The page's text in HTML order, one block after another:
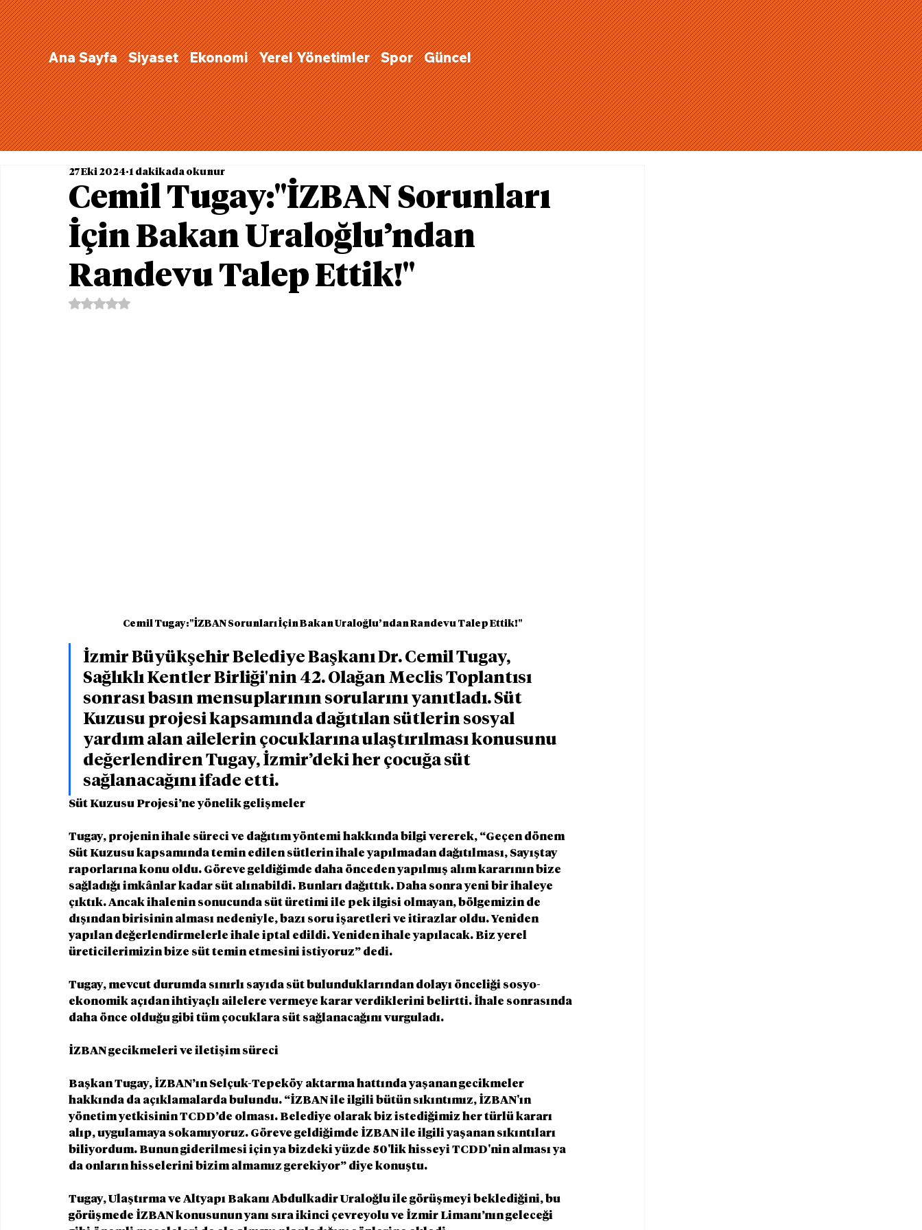
Ana Sayfa Siyaset Ekonomi Yerel Yönetimler Spor Güncel
Cemil Tugay:"İZBAN Sorunları
İçin Bakan Uraloğlu’ndan
Randevu Talep Ettik!"
27 Eki 2024 1 dakikada okunur
5 üzerinden NaN yıldız
Cemil Tugay:"İZBAN Sorunları İçin Bakan Uraloğlu’ndan Randevu Talep Ettik!"
İzmir Büyükşehir Belediye Başkanı Dr. Cemil Tugay,
Sağlıklı Kentler Birliği'nin 42. Olağan Meclis Toplantısı
sonrası basın mensuplarının sorularını yanıtladı. Süt
Kuzusu projesi kapsamında dağıtılan sütlerin sosyal
yardım alan ailelerin çocuklarına ulaştırılması konusunu
değerlendiren Tugay, İzmir’deki her çocuğa süt
sağlanacağını ifade etti.
Süt Kuzusu Projesi’ne yönelik gelişmeler
Tugay, projenin ihale süreci ve dağıtım yöntemi hakkında bilgi vererek, “Geçen dönem
Süt Kuzusu kapsamında temin edilen sütlerin ihale yapılmadan dağıtılması, Sayıştay
raporlarına konu oldu. Göreve geldiğimde daha önceden yapılmış alım kararının bize
sağladığı imkânlar kadar süt alınabildi. Bunları dağıttık. Daha sonra yeni bir ihaleye
çıktık. Ancak ihalenin sonucunda süt üretimi ile pek ilgisi olmayan, bölgemizin de
dışından birisinin alması nedeniyle, bazı soru işaretleri ve itirazlar oldu. Yeniden
yapılan değerlendirmelerle ihale iptal edildi. Yeniden ihale yapılacak. Biz yerel
üreticilerimizin bize süt temin etmesini istiyoruz” dedi.
Tugay, mevcut durumda sınırlı sayıda süt bulunduklarından dolayı önceliği sosyo-
ekonomik açıdan ihtiyaçlı ailelere vermeye karar verdiklerini belirtti. İhale sonrasında
daha önce olduğu gibi tüm çocuklara süt sağlanacağını vurguladı.
İZBAN gecikmeleri ve iletişim süreci
Başkan Tugay, İZBAN’ın Selçuk-Tepeköy aktarma hattında yaşanan gecikmeler
hakkında da açıklamalarda bulundu. “İZBAN ile ilgili bütün sıkıntımız, İZBAN'ın
yönetim yetkisinin TCDD’de olması. Belediye olarak biz istediğimiz her türlü kararı
alıp, uygulamaya sokamıyoruz. Göreve geldiğimde İZBAN ile ilgili yaşanan sıkıntıları
biliyordum. Bunun giderilmesi için ya bizdeki yüzde 50'lik hisseyi TCDD'nin alması ya
da onların hisselerini bizim almamız gerekiyor” diye konuştu.
Tugay, Ulaştırma ve Altyapı Bakanı Abdulkadir Uraloğlu ile görüşmeyi beklediğini, bu
görüşmede İZBAN konusunun yanı sıra ikinci çevreyolu ve İzmir Limanı’nın geleceği